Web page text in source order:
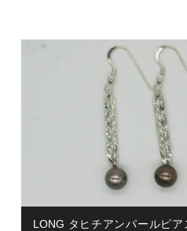
LONG タヒチアンパールピア